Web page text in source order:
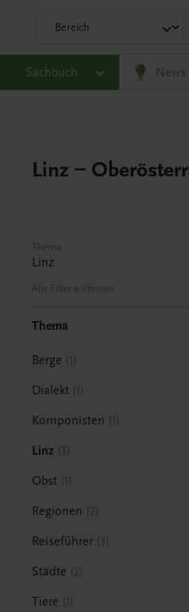
Sachbuch
und Wirtschaft Karriere
Linz –
Thema
Linz
Alle Filter entfernen
Thema
Berge 1
Dialekt 1
Komponisten 1
Linz 3
Obst 1
Regionen 2
Reiseführer 3
Städte 2
Tiere 1